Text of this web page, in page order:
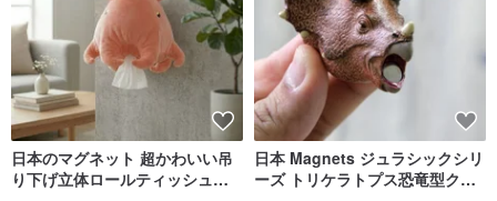
日本のマグネット 超かわいい吊
り下げ立体ロールティッシュケ
日本 Magnets ジュラシックシリ
ーズ トリケラトプス恐竜型クリ